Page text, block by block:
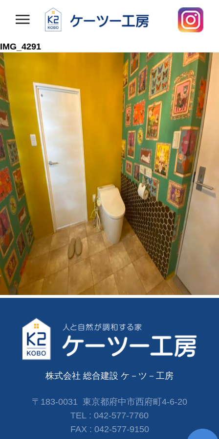
IMG_4291
株式会社 総合建設 ケ－ツ－工房
〒183-0031 東京都府中市西府町4-6-20
TEL : 042-577-7760
FAX : 042-577-9150